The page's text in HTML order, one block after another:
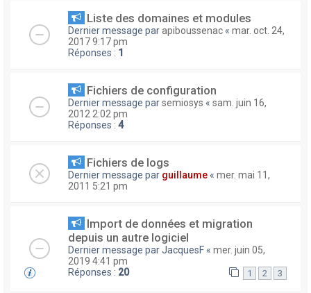
Liste des domaines et modules
Dernier message parapiboussenac « mar. oct. 24,
2017 9:17 pm
Réponses : 1
Fichiers de configuration
Dernier message parsemiosys « sam. juin 16,
2012 2:02 pm
Réponses : 4
Fichiers de logs
Dernier message par guillaume « mer. mai 11,
2011 5:21 pm
Import de données et migration
depuis un autre logiciel
Dernier message parJacquesF « mer. juin 05,
2019 4:41 pm
Réponses : 20 1 2 3